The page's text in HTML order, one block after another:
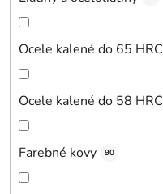
Ocele kalené do 65 HRC
Ocele kalené do 58 HRC
Farebné kovy 90